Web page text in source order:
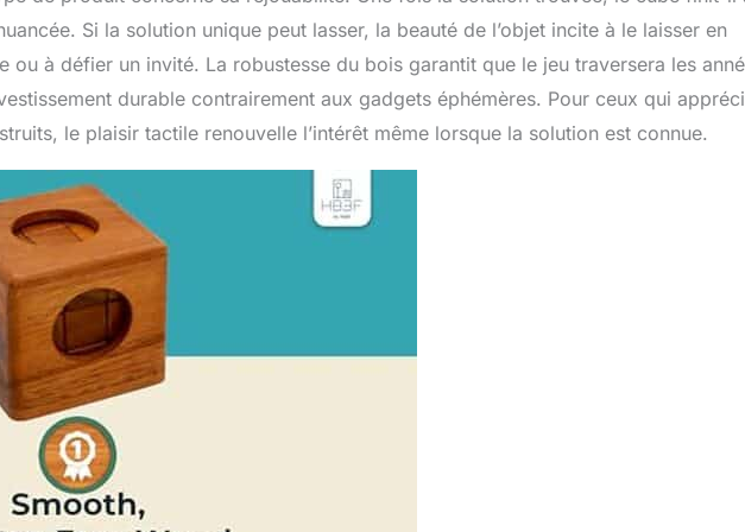
Si la solution unique peut lasser, la beauté de l’objet incite à le laisser en
ou à défier un invité. La robustesse du bois garantit que le jeu traversera les
durable contrairement aux gadgets éphémères. Pour ceux qui
le plaisir tactile renouvelle l’intérêt même lorsque la solution est connue.